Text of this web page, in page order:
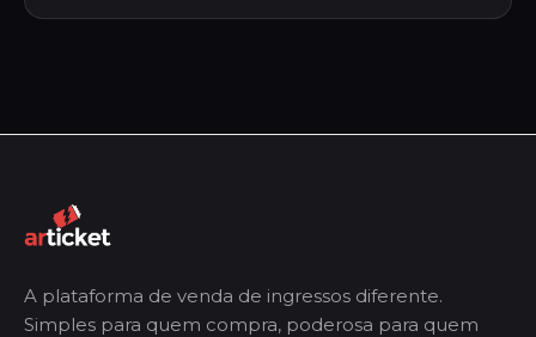
A plataforma de venda de ingressos diferente.
Simples para quem compra, poderosa para quem